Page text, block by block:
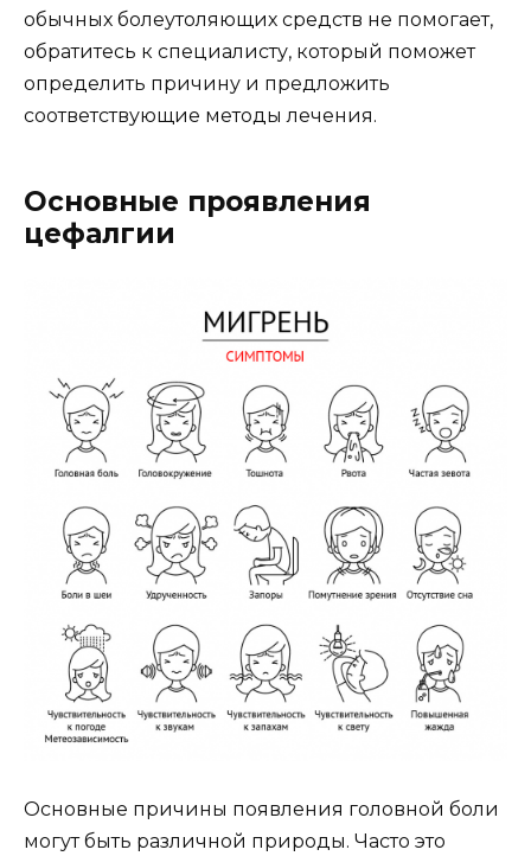
обычных болеутоляющих средств не помогает,
обратитесь к специалисту, который поможет
определить причину и предложить
соответствующие методы лечения.
Основные проявления
цефалгии
Основные причины появления головной боли
могут быть различной природы. Часто это